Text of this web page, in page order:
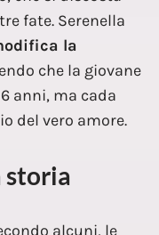
fate. Serenella
la
che la giovane
anni, ma cada
del vero amore.
storia
alcuni, le